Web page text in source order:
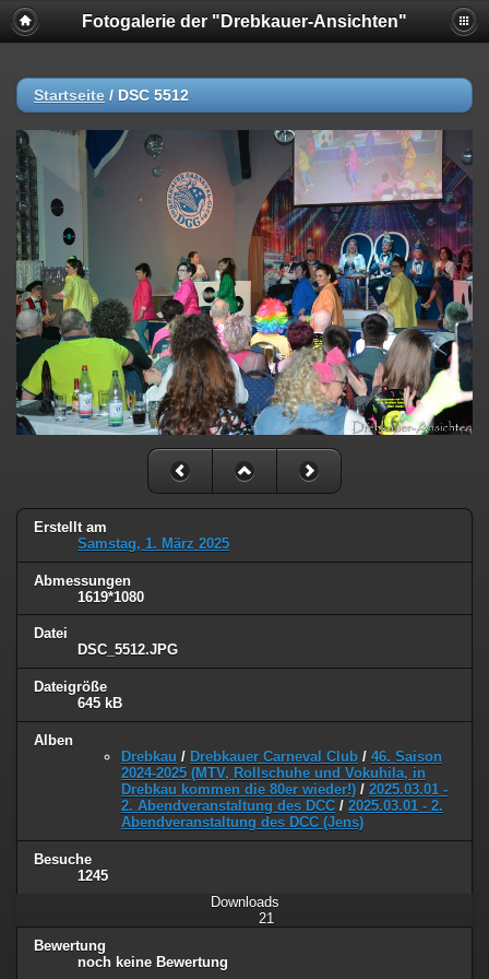
Fotogalerie der "Drebkauer-Ansichten"
Startseite / DSC 5512
Erstellt am
Samstag, 1. März 2025
Abmessungen
1619*1080
Datei
DSC_5512.JPG
Dateigröße
645 kB
Alben
Drebkau / Drebkauer Carneval Club / 46. Saison
2024-2025 (MTV, Rollschuhe und Vokuhila, in
Drebkau kommen die 80er wieder!) / 2025.03.01 -
2. Abendveranstaltung des DCC / 2025.03.01 - 2.
Abendveranstaltung des DCC (Jens)
Besuche
1245
Downloads
21
Bewertung
noch keine Bewertung